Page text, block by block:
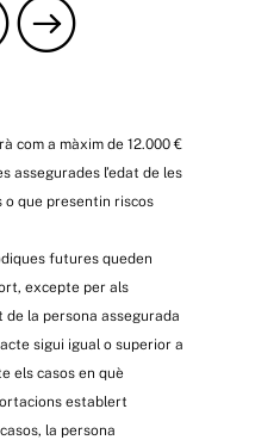
com a màxim de 12.000 €
assegurades l’edat de les
o que presentin riscos
futures queden
excepte per als
de la persona assegurada
sigui igual o superior a
els casos en què
establert
la persona